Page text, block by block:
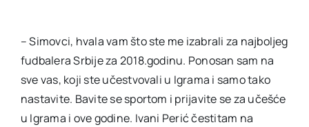
– Simovci, hvala vam što ste me izabrali za najboljeg
fudbalera Srbije za 2018.godinu. Ponosan sam na
sve vas, koji ste učestvovali u Igrama i samo tako
nastavite. Bavite se sportom i prijavite se za učešće
u Igrama i ove godine. Ivani Perić čestitam na